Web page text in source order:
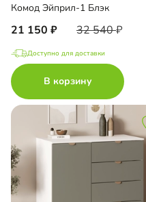
Комод Эйприл-1 Блэк
21 150 32 540
Доступно для доставки
В корзину